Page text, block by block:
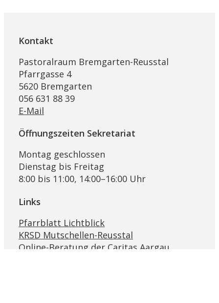
Kontakt
Pastoralraum Bremgarten-Reusstal
Pfarrgasse 4
5620 Bremgarten
056 631 88 39
E-Mail
Öffnungszeiten Sekretariat
Montag geschlossen
Dienstag bis Freitag
8:00 bis 11:00, 14:00–16:00 Uhr
Links
Pfarrblatt Lichtblick
KRSD Mutschellen-Reusstal
Online-Beratung der Caritas Aargau